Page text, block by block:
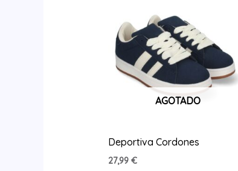
AGOTADO
Deportiva Cordones
27,99 €